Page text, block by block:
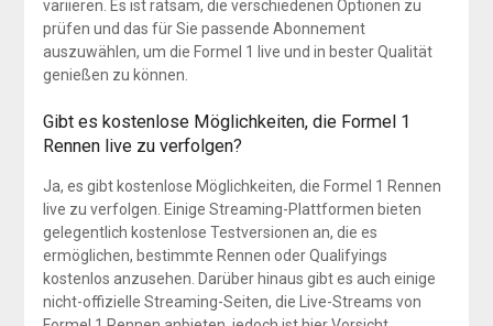
variieren. Es ist ratsam, die verschiedenen Optionen zu
prüfen und das für Sie passende Abonnement
auszuwählen, um die Formel 1 live und in bester Qualität
genießen zu können.
Gibt es kostenlose Möglichkeiten, die Formel 1
Rennen live zu verfolgen?
Ja, es gibt kostenlose Möglichkeiten, die Formel 1 Rennen
live zu verfolgen. Einige Streaming-Plattformen bieten
gelegentlich kostenlose Testversionen an, die es
ermöglichen, bestimmte Rennen oder Qualifyings
kostenlos anzusehen. Darüber hinaus gibt es auch einige
nicht-offizielle Streaming-Seiten, die Live-Streams von